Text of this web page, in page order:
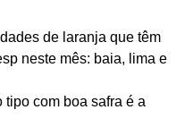
de laranja que têm
neste mês: baia, lima e
tipo com boa safra é a